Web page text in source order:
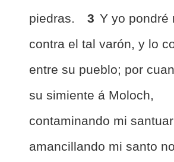
piedras.
3 Y yo pondré
contra el tal varón, y lo
entre su pueblo; por
su simiente á Moloch,
contaminando mi
amancillando mi santo